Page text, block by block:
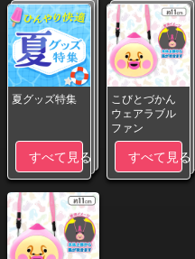
夏グッズ特集
すべて見る
こびとづかん
ウェアラブル
ファン
すべて見る